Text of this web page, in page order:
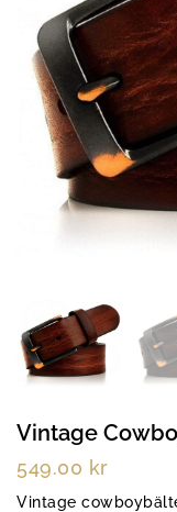
Vintage
549.00 kr
Vintage